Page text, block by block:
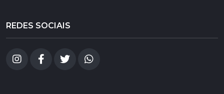
REDES SOCIAIS